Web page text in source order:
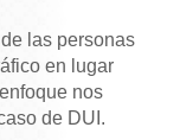
las personas
en lugar
nos
de DUI.